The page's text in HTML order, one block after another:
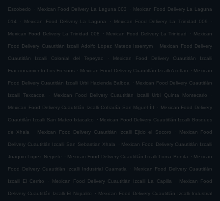
Escobedo . Mexican Food Delivery La Laguna 003 . Mexican Food Delivery La Laguna
014 . Mexican Food Delivery La Laguna . Mexican Food Delivery La Trinidad 009 .
Mexican Food Delivery La Trinidad 008 . Mexican Food Delivery La Trinidad . Mexican
Food Delivery Cuautitlán Izcalli Adolfo López Mateos Issemym . Mexican Food Delivery
Cuautitlán Izcalli Colonial del Tepeyac . Mexican Food Delivery Cuautitlán Izcalli
Fraccionamiento Los Fresnos . Mexican Food Delivery Cuautitlán Izcalli Axotlan . Mexican
Food Delivery Cuautitlán Izcalli Urbi Hacienda Balboa . Mexican Food Delivery Cuautitlán
Izcalli Texcacoa . Mexican Food Delivery Cuautitlán Izcalli Urbi Quinta Montecarlo .
Mexican Food Delivery Cuautitlán Izcalli Cofradía San Miguel ÌII . Mexican Food Delivery
Cuautitlán Izcalli San Mateo Ixtacalco . Mexican Food Delivery Cuautitlán Izcalli Bosques
de Xhala . Mexican Food Delivery Cuautitlán Izcalli Ejido el Socoro . Mexican Food
Delivery Cuautitlán Izcalli San Sebastian Xhala . Mexican Food Delivery Cuautitlán Izcalli
Joaquin Lopez Negrete . Mexican Food Delivery Cuautitlán Izcalli Loma Bonita . Mexican
Food Delivery Cuautitlán Izcalli Industrial Cuamatla . Mexican Food Delivery Cuautitlán
Izcalli El Cerrito . Mexican Food Delivery Cuautitlán Izcalli La Capilla . Mexican Food
Delivery Cuautitlán Izcalli El Nopalito . Mexican Food Delivery Cuautitlán Izcalli Industrial